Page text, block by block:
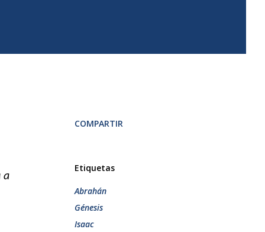
a
COMPARTIR
Etiquetas
Abrahán
Génesis
Isaac